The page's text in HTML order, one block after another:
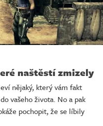
naštěstí zmizely
nějaký, který vám fakt
vašeho života. No a pak
pochopit, že se líbily